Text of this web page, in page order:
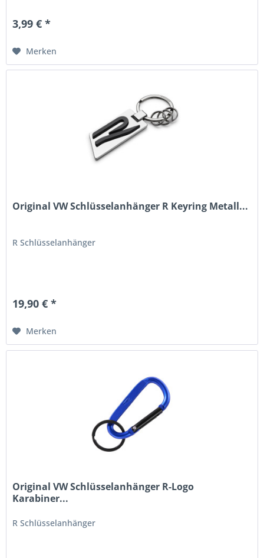
3,99 € *
Merken
Original VW Schlüsselanhänger R Keyring Metall...
R Schlüsselanhänger
19,90 € *
Merken
Original VW Schlüsselanhänger R-Logo
Karabiner...
R Schlüsselanhänger